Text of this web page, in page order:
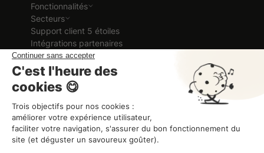
Fonctionnalités
Secteurs
Support client 5 étoiles
Intégrations partenaires
Ressources
Cas clients
Ebook et Guides
Blog
Glossaire RH
Formation vidéo
Guide d'aide